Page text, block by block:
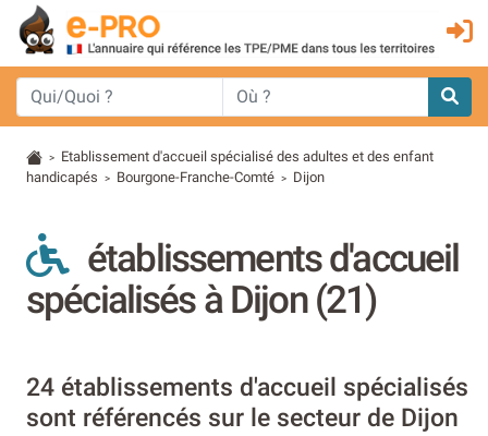
> Etablissement d'accueil spécialisé des adultes et des enfant
handicapés > Bourgone-Franche-Comté > Dijon
établissements d'accueil
spécialisés à Dijon (21)
24 établissements d'accueil spécialisés
sont référencés sur le secteur de Dijon